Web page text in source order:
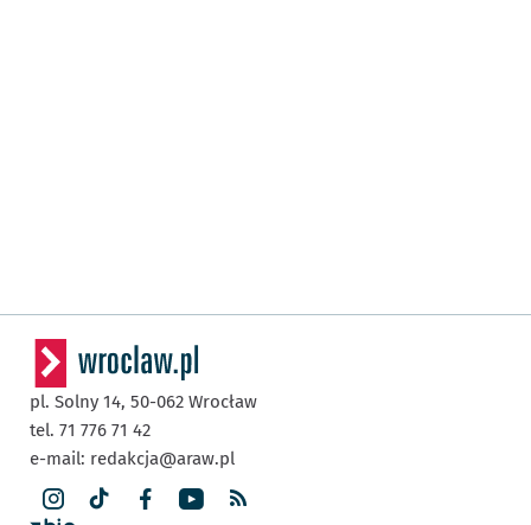
pl. Solny 14, 50-062 Wrocław
tel. 71 776 71 42
e-mail: redakcja@araw.pl